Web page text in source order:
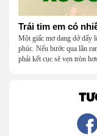
Trái tim em có
Một giấc mơ dang dở dấy
phúc. Nếu bước qua lằn
phải kết cục sẽ vẹn tròn